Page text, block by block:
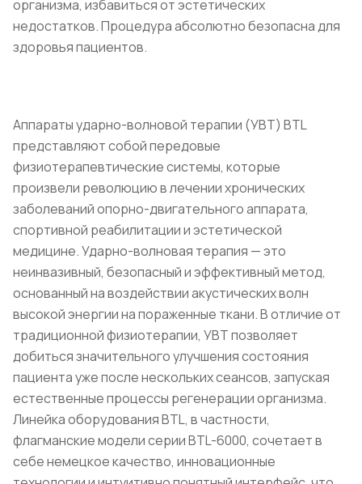
организма, избавиться от эстетических
недостатков. Процедура абсолютно безопасна для
здоровья пациентов.
Аппараты ударно-волновой терапии (УВТ) BTL
представляют собой передовые
физиотерапевтические системы, которые
произвели революцию в лечении хронических
заболеваний опорно-двигательного аппарата,
спортивной реабилитации и эстетической
медицине. Ударно-волновая терапия — это
неинвазивный, безопасный и эффективный метод,
основанный на воздействии акустических волн
высокой энергии на пораженные ткани. В отличие от
традиционной физиотерапии, УВТ позволяет
добиться значительного улучшения состояния
пациента уже после нескольких сеансов, запуская
естественные процессы регенерации организма.
Линейка оборудования BTL, в частности,
флагманские модели серии BTL-6000, сочетает в
себе немецкое качество, инновационные